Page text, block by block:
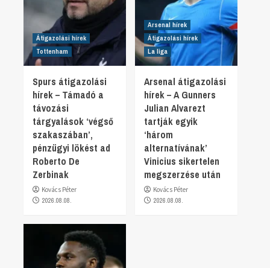
Átigazolási hírek
Tottenham
Spurs átigazolási
hírek – Támadó a
távozási
tárgyalások ‘végső
szakaszában’,
pénzügyi lökést ad
Roberto De
Zerbinak
Kovács Péter
2026.08.08.
Arsenal hírek
Átigazolási hírek
La liga
Arsenal átigazolási
hírek – A Gunners
Julian Alvarezt
tartják egyik
‘három
alternatívának’
Vinicius sikertelen
megszerzése után
Kovács Péter
2026.08.08.